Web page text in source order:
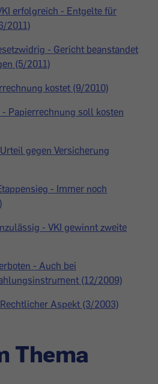
erfolgreich - Entgelte für
2011)
- Gericht beanstandet
(5/2011)
kostet (9/2010)
Papierrechnung soll kosten
gegen Versicherung
- Immer noch
- VKI gewinnt zweite
- Auch bei
(12/2009)
Aspekt (3/2003)
Thema